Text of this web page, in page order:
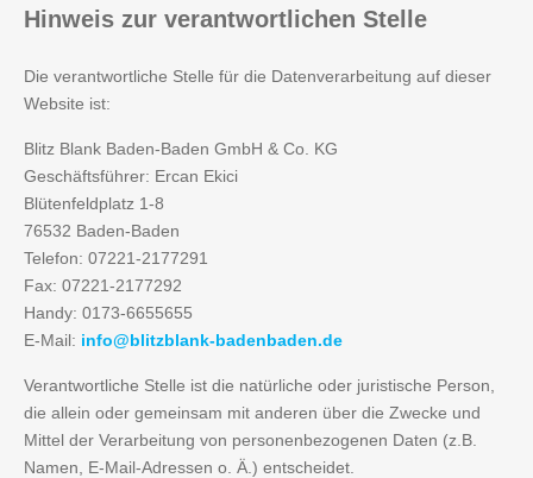
Hinweis zur verantwortlichen Stelle
Die verantwortliche Stelle für die Datenverarbeitung auf dieser
Website ist:
Blitz Blank Baden-Baden GmbH & Co. KG
Geschäftsführer: Ercan Ekici
Blütenfeldplatz 1-8
76532 Baden-Baden
Telefon: 07221-2177291
Fax: 07221-2177292
Handy: 0173-6655655
E-Mail: info@blitzblank-badenbaden.de
Verantwortliche Stelle ist die natürliche oder juristische Person,
die allein oder gemeinsam mit anderen über die Zwecke und
Mittel der Verarbeitung von personenbezogenen Daten (z.B.
Namen, E-Mail-Adressen o. Ä.) entscheidet.